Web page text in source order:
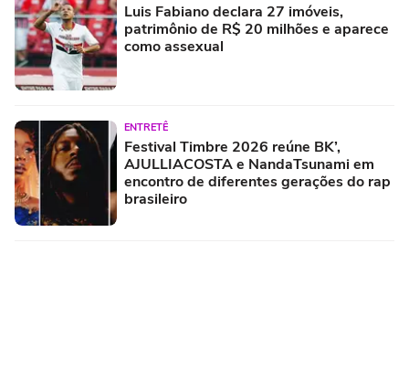
Luis Fabiano declara 27 imóveis,
patrimônio de R$ 20 milhões e aparece
como assexual
ENTRETÊ
Festival Timbre 2026 reúne BK’,
AJULLIACOSTA e NandaTsunami em
encontro de diferentes gerações do rap
brasileiro